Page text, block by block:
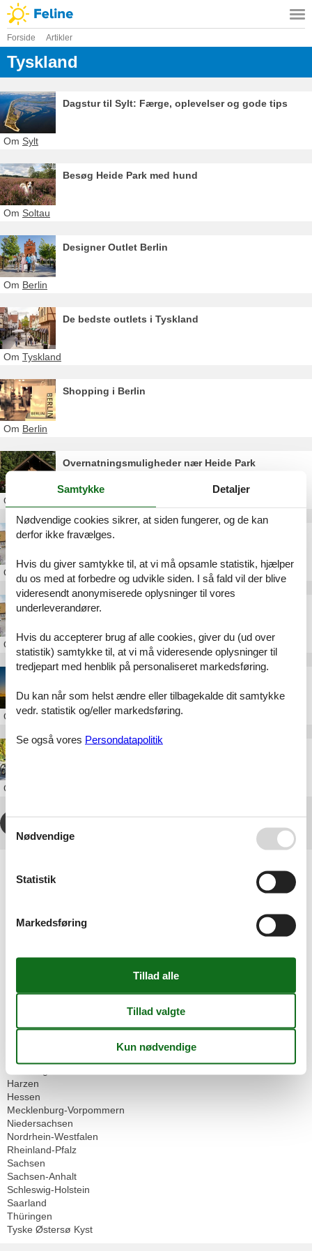
Forside Artikler
Tyskland
Dagstur til Sylt: Færge, oplevelser og gode tips
Om Sylt
Besøg Heide Park med hund
Om Soltau
Designer Outlet Berlin
Om Berlin
De bedste outlets i Tyskland
Om Tyskland
Shopping i Berlin
Om Berlin
Overnatningsmuligheder nær Heide Park
Om
Oplevelser i nærheden af Heide Park
Om Lüneburger Heide
Designer Outlet Soltau
OmSoltau
OmSoltau
Om
Alle
Inspiration
Geografier
Tyskland
Berlin
Harzen
Hessen
Mecklenburg-Vorpommern
Niedersachsen
Nordrhein-Westfalen
Rheinland-Pfalz
Sachsen
Sachsen-Anhalt
Schleswig-Holstein
Saarland
Thüringen
Tyske Østersø Kyst
Samtykke Detaljer
Nødvendige cookies sikrer, at siden fungerer, og de kan
derfor ikke fravælges.
Hvis du giver samtykke til, at vi må opsamle statistik, hjælper
du os med at forbedre og udvikle siden. I så fald vil der blive
videresendt anonymiserede oplysninger til vores
underleverandører.
Hvis du accepterer brug af alle cookies, giver du (ud over
statistik) samtykke til, at vi må videresende oplysninger til
tredjepart med henblik på personaliseret markedsføring.
Du kan når som helst ændre eller tilbagekalde dit samtykke
vedr. statistik og/eller markedsføring.
Se også vores Persondatapolitik
Nødvendige
Statistik
Markedsføring